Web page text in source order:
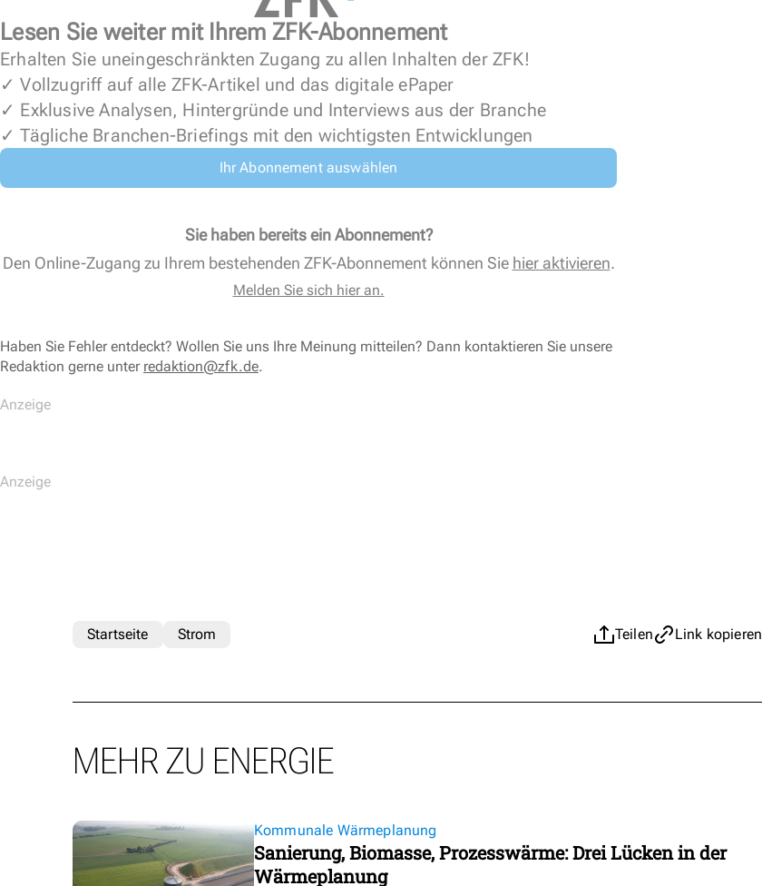
Lesen Sie weiter mit Ihrem ZFK-Abonnement
Erhalten Sie uneingeschränkten Zugang zu allen Inhalten der ZFK!
✓ Vollzugriff auf alle ZFK-Artikel und das digitale ePaper
✓ Exklusive Analysen, Hintergründe und Interviews aus der Branche
✓ Tägliche Branchen-Briefings mit den wichtigsten Entwicklungen
Ihr Abonnement auswählen
Sie haben bereits ein Abonnement?
Den Online-Zugang zu Ihrem bestehenden ZFK-Abonnement können Sie hier aktivieren.
Melden Sie sich hier an.
Haben Sie Fehler entdeckt? Wollen Sie uns Ihre Meinung mitteilen? Dann kontaktieren Sie unsere
Redaktion gerne unter redaktion@zfk.de.
Teilen Link kopieren
Startseite Strom
MEHR ZU ENERGIE
Kommunale Wärmeplanung
Sanierung, Biomasse, Prozesswärme: Drei Lücken in der
Wärmeplanung